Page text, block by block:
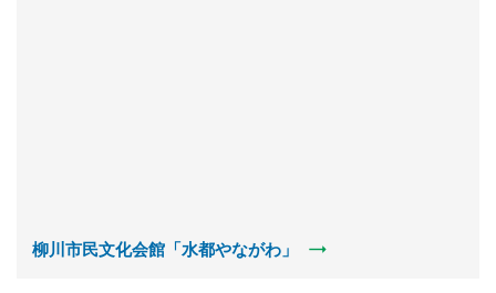
柳川市民文化会館「水都やながわ」